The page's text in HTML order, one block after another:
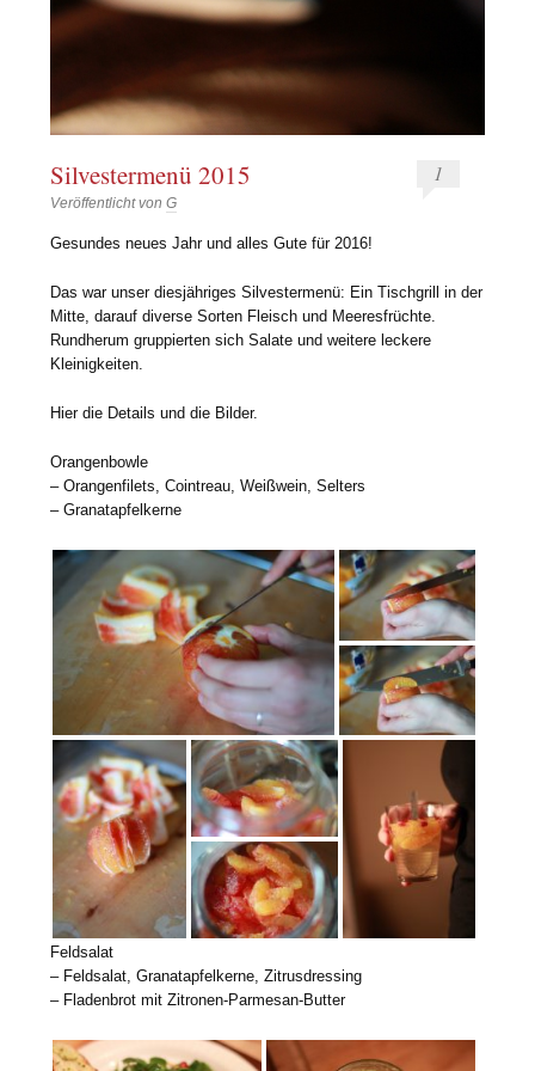
Silvestermenü 2015
Veröffentlicht vonG
1
Gesundes neues Jahr und alles Gute für 2016!
Das war unser diesjähriges Silvestermenü: Ein Tischgrill in der
Mitte, darauf diverse Sorten Fleisch und Meeresfrüchte.
Rundherum gruppierten sich Salate und weitere leckere
Kleinigkeiten.
Hier die Details und die Bilder.
Orangenbowle
– Orangenfilets, Cointreau, Weißwein, Selters
– Granatapfelkerne
Feldsalat
– Feldsalat, Granatapfelkerne, Zitrusdressing
– Fladenbrot mit Zitronen-Parmesan-Butter